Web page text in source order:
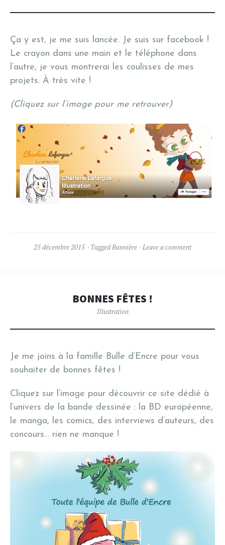
Ça y est, je me suis lancée. Je suis sur facebook !
Le crayon dans une main et le téléphone dans
l’autre, je vous montrerai les coulisses de mes
projets. À très vite !
(Cliquez sur l’image pour me retrouver)
25 décembre 2015 TaggedBannière Leave a comment
BONNES FÊTES !
Illustration
Je me joins à la famille Bulle d’Encre pour vous
souhaiter de bonnes fêtes !
Cliquez sur l’image pour découvrir ce site dédié à
l’univers de la bande dessinée : la BD européenne,
le manga, les comics, des interviews d’auteurs, des
concours… rien ne manque !